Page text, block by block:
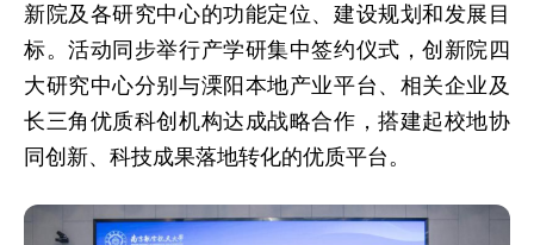
新院及各研究中心的功能定位、建设规划和发展目
标。活动同步举行产学研集中签约仪式，创新院四
大研究中心分别与溧阳本地产业平台、相关企业及
长三角优质科创机构达成战略合作，搭建起校地协
同创新、科技成果落地转化的优质平台。